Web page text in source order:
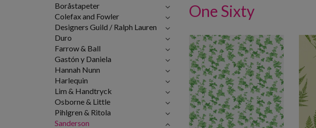
One Sixty
Boråstapeter
Colefax and Fowler
Designers Guild / Ralph Lauren
Duro
Farrow & Ball
Gastón y Daniela
Hannah Nunn
Harlequin
Lim & Handtryck
Osborne & Little
Pihlgren & Ritola
Sanderson